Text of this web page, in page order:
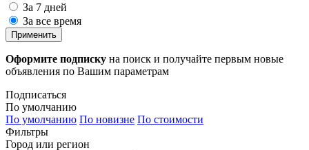
За 7 дней
За все время
Применить
Оформите подписку на поиск и получайте первым новые
объявления по Вашим параметрам
Подписаться
По умолчанию
По умолчанию По новизне По стоимости
Фильтры
Город или регион